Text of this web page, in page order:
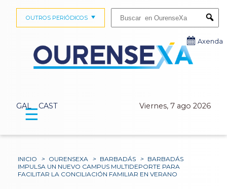
GAL CAST Viernes, 7 ago 2026
OUTROS PERIÓDICOS
Axenda
☰
INICIO > OURENSEXA > BARBADÁS > BARBADÁS
IMPULSA UN NUEVO CAMPUS MULTIDEPORTE PARA
FACILITAR LA CONCILIACIÓN FAMILIAR EN VERANO